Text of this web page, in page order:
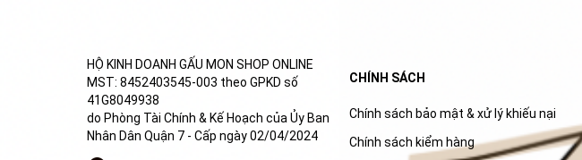
HỘ KINH DOANH GẤU MON SHOP ONLINE
MST: 8452403545-003 theo GPKD số
41G8049938
do Phòng Tài Chính & Kế Hoạch của Ủy Ban
Nhân Dân Quận 7 - Cấp ngày 02/04/2024
CHÍNH SÁCH
Chính sách bảo mật & xử lý khiếu nại
Chính sách kiểm hàng